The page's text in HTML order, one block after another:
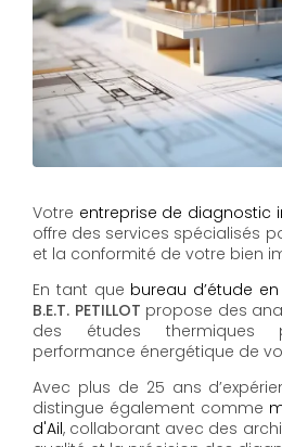
Votre entreprise de diagnostic
offre des services spécialisés
et la conformité de votre bien
En tant que bureau d’étude
B.E.T. PETILLOT propose des
des études thermiques
performance énergétique de
Avec plus de 25 ans
distingue également comme
d'Ail, collaborant avec des